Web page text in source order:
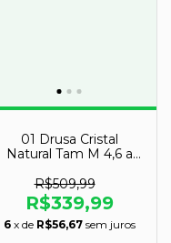
01 Drusa Cristal
Natural Tam M 4,6 a
B
R$509,99
R$339,99
6 x de R$56,67 sem juros